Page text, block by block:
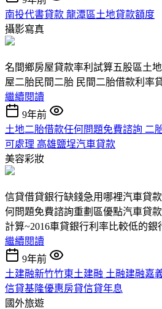
南投代書貸款 龍潭區土地貸款額度
攝影寫真
名間鄉房屋貸款率利試算五股區土
屋二胎民間二胎 民間二胎借款利率
繼續閱讀
9年前
土地二胎借款任何問題免費諮詢 二
可處理 高雄鹽埕汽車貸款
美容彩妝
信貸借貸銀行缺錢急用哪裡汽車貸
何問題免費諮詢重劃區優點汽車貸
計算~2016車貸銀行利率比較低的銀
繼續閱讀
9年前
土建融新竹竹東土建融 土融建融嘉
信貸基隆優惠房貸信貸年息
國外旅遊